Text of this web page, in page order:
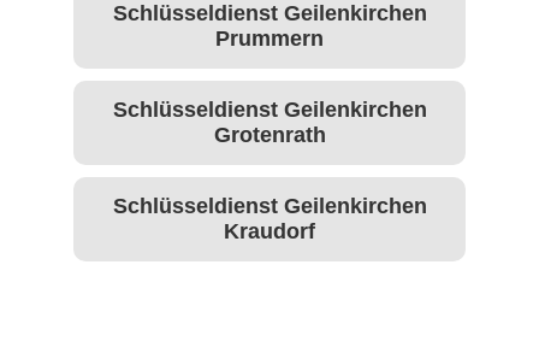
Schlüsseldienst Geilenkirchen
Prummern
Schlüsseldienst Geilenkirchen
Grotenrath
Schlüsseldienst Geilenkirchen
Kraudorf